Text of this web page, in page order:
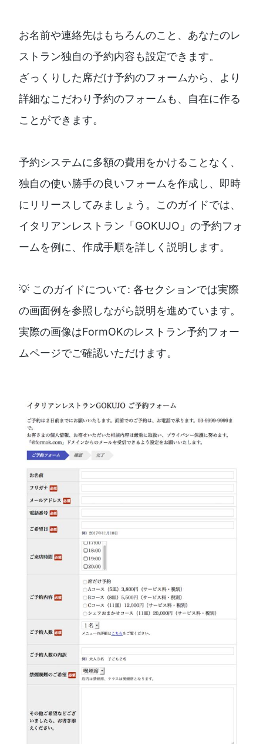
お名前や連絡先はもちろんのこと、あなたのレ
ストラン独自の予約内容も設定できます。
ざっくりした席だけ予約のフォームから、より
詳細なこだわり予約のフォームも、自在に作る
ことができます。
予約システムに多額の費用をかけることなく、
独自の使い勝手の良いフォームを作成し、即時
にリリースしてみましょう。このガイドでは、
イタリアンレストラン「GOKUJO」の予約フォ
ームを例に、作成手順を詳しく説明します。
💡 このガイドについて: 各セクションでは実際
の画面例を参照しながら説明を進めています。
実際の画像はFormOKのレストラン予約フォー
ムページでご確認いただけます。